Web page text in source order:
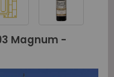
Magnum -